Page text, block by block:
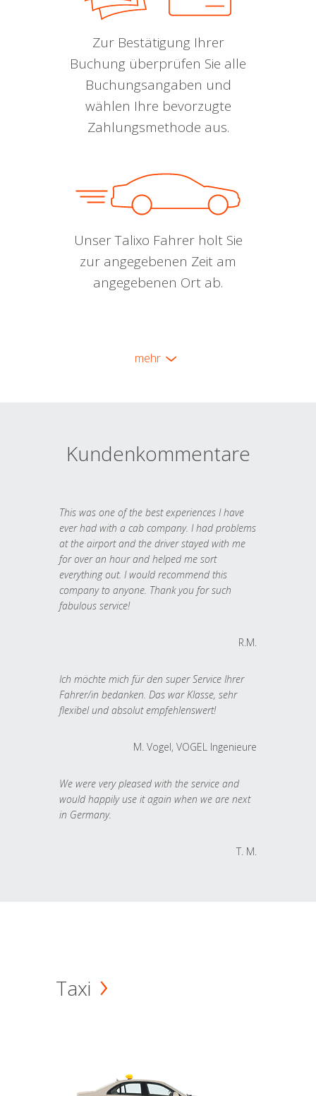
Zur Bestätigung Ihrer
Buchung überprüfen Sie alle
Buchungsangaben und
wählen Ihre bevorzugte
Zahlungsmethode aus.
Unser Talixo Fahrer holt Sie
zur angegebenen Zeit am
angegebenen Ort ab.
mehr
Kundenkommentare
This was one of the best experiences I have
ever had with a cab company. I had problems
at the airport and the driver stayed with me
for over an hour and helped me sort
everything out. I would recommend this
company to anyone. Thank you for such
fabulous service!
R.M.
Ich möchte mich für den super Service Ihrer
Fahrer/in bedanken. Das war Klasse, sehr
flexibel und absolut empfehlenswert!
M. Vogel, VOGEL Ingenieure
We were very pleased with the service and
would happily use it again when we are next
in Germany.
T. M.
Taxi